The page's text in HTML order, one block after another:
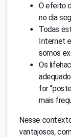
O efeito
no dia
Todas
Internet
somos
Os
for
mais
Nesse
vantajosos,